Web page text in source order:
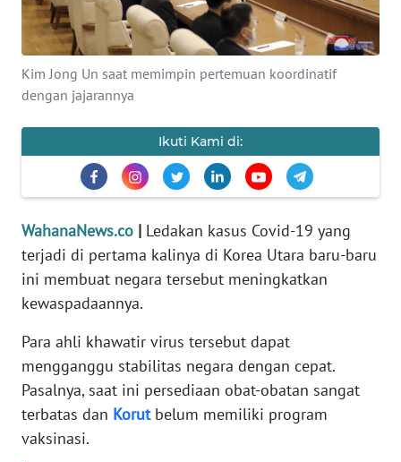
Kim Jong Un saat memimpin pertemuan koordinatif
dengan jajarannya
Ikuti Kami di:
WahanaNews.co | Ledakan kasus Covid-19 yang
terjadi di pertama kalinya di Korea Utara baru-baru
ini membuat negara tersebut meningkatkan
kewaspadaannya.
Para ahli khawatir virus tersebut dapat
mengganggu stabilitas negara dengan cepat.
Pasalnya, saat ini persediaan obat-obatan sangat
terbatas dan Korutbelum memiliki program
vaksinasi.
INTERNASIONAL
SERBA-SERBI
PENDIDIKAN
OLAHRAGA
OPINI
EDITORIAL
INDEKS
BERITA
KONTAK